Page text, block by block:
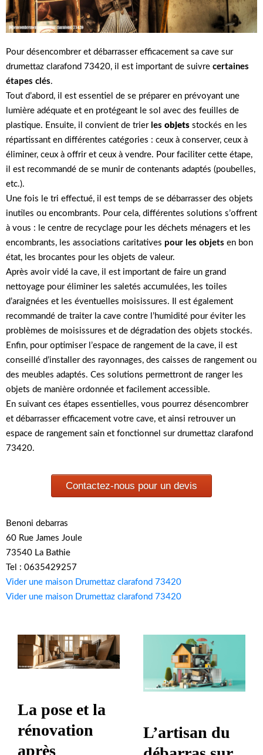
Pour désencombrer et débarrasser efficacement sa cave sur
drumettaz clarafond 73420, il est important de suivre certaines
étapes clés.
Tout d’abord, il est essentiel de se préparer en prévoyant une
lumière adéquate et en protégeant le sol avec des feuilles de
plastique. Ensuite, il convient de trier les objets stockés en les
répartissant en différentes catégories : ceux à conserver, ceux à
éliminer, ceux à offrir et ceux à vendre. Pour faciliter cette étape,
il est recommandé de se munir de contenants adaptés (poubelles,
etc.).
Une fois le tri effectué, il est temps de se débarrasser des objets
inutiles ou encombrants. Pour cela, différentes solutions s’offrent
à vous : le centre de recyclage pour les déchets ménagers et les
encombrants, les associations caritatives pour les objets en bon
état, les brocantes pour les objets de valeur.
Après avoir vidé la cave, il est important de faire un grand
nettoyage pour éliminer les saletés accumulées, les toiles
d’araignées et les éventuelles moisissures. Il est également
recommandé de traiter la cave contre l’humidité pour éviter les
problèmes de moisissures et de dégradation des objets stockés.
Enfin, pour optimiser l’espace de rangement de la cave, il est
conseillé d’installer des rayonnages, des caisses de rangement ou
des meubles adaptés. Ces solutions permettront de ranger les
objets de manière ordonnée et facilement accessible.
En suivant ces étapes essentielles, vous pourrez désencombrer
et débarrasser efficacement votre cave, et ainsi retrouver un
espace de rangement sain et fonctionnel sur drumettaz clarafond
73420.
Contactez-nous pour un devis
Benoni debarras
60 Rue James Joule
73540 La Bathie
Tel : 0635429257
Vider une maison Drumettaz clarafond 73420
Vider une maison Drumettaz clarafond 73420
La pose et la
rénovation
après
L’artisan du